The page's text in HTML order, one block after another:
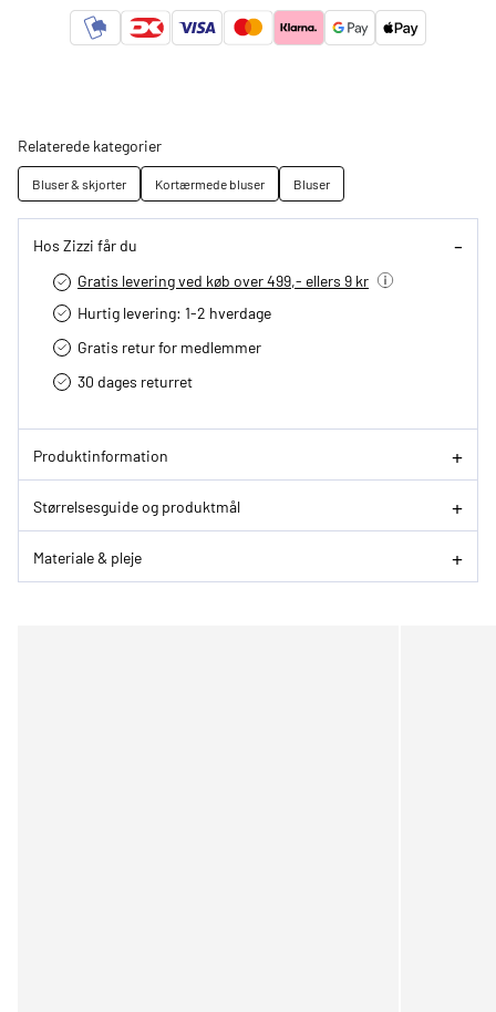
Relaterede kategorier
Bluser & skjorter Kortærmede bluser Bluser
Hos Zizzi får du
Gratis levering ved køb over 499,- ellers 9 kr
Hurtig levering­: 1-2 hverdage
Gratis retur for medlemmer
30 dages returret
Produktinformation
Størrelsesguide og produktmål
Materiale & pleje